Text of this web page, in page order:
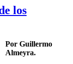
los
Por Guillermo
Almeyra.